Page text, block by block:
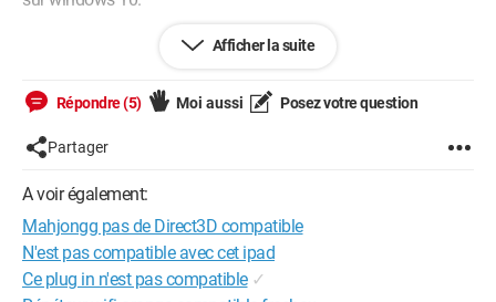
Même en mode compatibilité rien à faire
Si vous pouvez m'aider à trouver une solution à ce jeu quasi
parfait ce serait top
Bien cordialement
Windows / Chrome 136.0.0.0
Afficher la suite
Répondre (5) Moi aussi Posez votre question
Partager
A voir également:
Mahjongg pas de Direct3D compatible
N'est pas compatible avec cet ipad
Ce plug in n'est pas compatible ✓